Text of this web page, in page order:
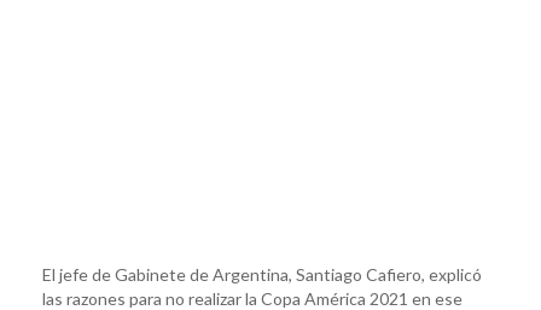
El jefe de Gabinete de Argentina, Santiago Cafiero, explicó
las razones para no realizar la Copa América 2021 en ese